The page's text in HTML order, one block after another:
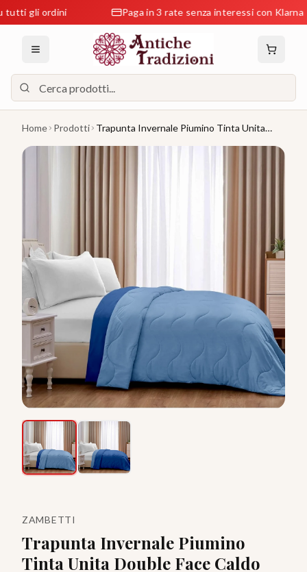
ordini Paga in 3 rate senza interessi con Klarna
Home Prodotti Trapunta Invernale Piumino Tinta Unita
ZAMBETTI
Trapunta Invernale Piumino
Tinta Unita Double Face Caldo